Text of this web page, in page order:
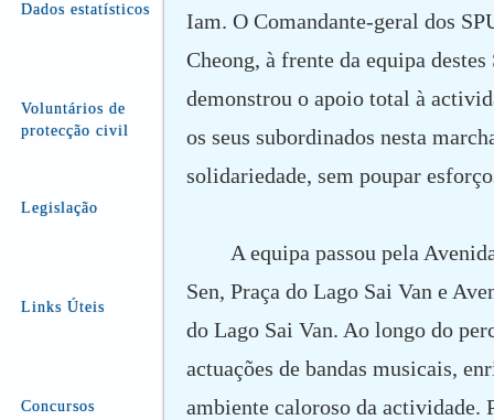
Dados estatísticos
Voluntários de
protecção civil
Legislação
Links Úteis
Concursos
Iam. O Comandante-geral dos
Cheong, à frente da equipa destes
demonstrou o apoio total à
os seus subordinados nesta
solidariedade, sem poupar
A equipa passou pela
Sen, Praça do Lago Sai Van e
do Lago Sai Van. Ao longo do
actuações de bandas musicais,
ambiente caloroso da actividade.